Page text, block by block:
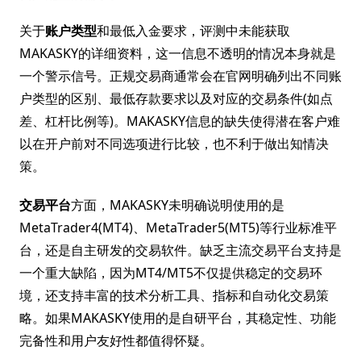
关于账户类型和最低入金要求，评测中未能获取
MAKASKY的详细资料，这一信息不透明的情况本身就是
一个警示信号。正规交易商通常会在官网明确列出不同账
户类型的区别、最低存款要求以及对应的交易条件(如点
差、杠杆比例等)。MAKASKY信息的缺失使得潜在客户难
以在开户前对不同选项进行比较，也不利于做出知情决
策。
交易平台方面，MAKASKY未明确说明使用的是
MetaTrader4(MT4)、MetaTrader5(MT5)等行业标准平
台，还是自主研发的交易软件。缺乏主流交易平台支持是
一个重大缺陷，因为MT4/MT5不仅提供稳定的交易环
境，还支持丰富的技术分析工具、指标和自动化交易策
略。如果MAKASKY使用的是自研平台，其稳定性、功能
完备性和用户友好性都值得怀疑。